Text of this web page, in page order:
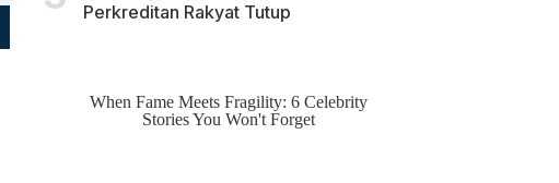
Perkreditan Rakyat Tutup